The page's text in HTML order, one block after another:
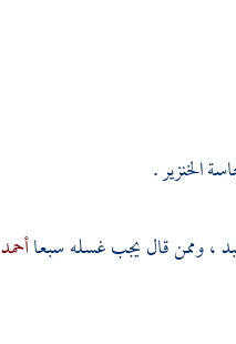
الخنزير .
، وممن قال يجب غسله سبعاأحمد